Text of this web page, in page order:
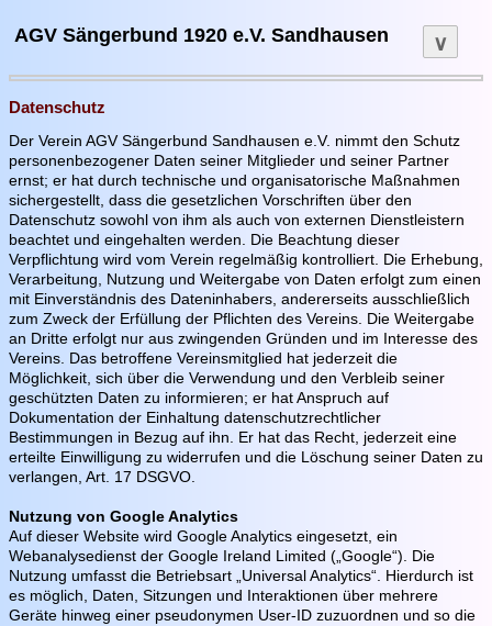
AGV Sängerbund 1920 e.V. Sandhausen ∨
Aktuelles
Archiv
Termine
Terminrückblick
Vorstand
Chorleitung
Dirigentin
Dirigent
Chöre
Männerchor
Beziehungen
Partnerschaft
Patenschaft
Datenschutz
Der Verein AGV Sängerbund Sandhausen e.V. nimmt den Schutz
personenbezogener Daten seiner Mitglieder und seiner Partner
ernst; er hat durch technische und organisatorische Maßnahmen
sichergestellt, dass die gesetzlichen Vorschriften über den
Datenschutz sowohl von ihm als auch von externen Dienstleistern
beachtet und eingehalten werden. Die Beachtung dieser
Verpflichtung wird vom Verein regelmäßig kontrolliert. Die Erhebung,
Verarbeitung, Nutzung und Weitergabe von Daten erfolgt zum einen
mit Einverständnis des Dateninhabers, andererseits ausschließlich
zum Zweck der Erfüllung der Pflichten des Vereins. Die Weitergabe
an Dritte erfolgt nur aus zwingenden Gründen und im Interesse des
Vereins. Das betroffene Vereinsmitglied hat jederzeit die
Möglichkeit, sich über die Verwendung und den Verbleib seiner
geschützten Daten zu informieren; er hat Anspruch auf
Dokumentation der Einhaltung datenschutzrechtlicher
Bestimmungen in Bezug auf ihn. Er hat das Recht, jederzeit eine
erteilte Einwilligung zu widerrufen und die Löschung seiner Daten zu
verlangen, Art. 17 DSGVO.
Nutzung von Google Analytics
Auf dieser Website wird Google Analytics eingesetzt, ein
Webanalysedienst der Google Ireland Limited („Google“). Die
Nutzung umfasst die Betriebsart „Universal Analytics“. Hierdurch ist
es möglich, Daten, Sitzungen und Interaktionen über mehrere
Geräte hinweg einer pseudonymen User-ID zuzuordnen und so die